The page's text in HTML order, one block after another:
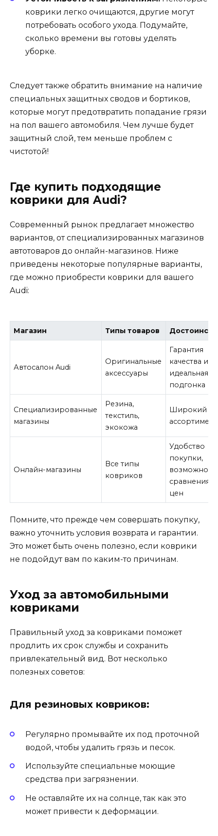
коврики легко очищаются, другие могут
потребовать особого ухода. Подумайте,
сколько времени вы готовы уделять
уборке.
Следует также обратить внимание на наличие
специальных защитных сводов и бортиков,
которые могут предотвратить попадание грязи
на пол вашего автомобиля. Чем лучше будет
защитный слой, тем меньше проблем с
чистотой!
Где купить подходящие
коврики для Audi?
Современный рынок предлагает множество
вариантов, от специализированных магазинов
автотоваров до онлайн-магазинов. Ниже
приведены некоторые популярные варианты,
где можно приобрести коврики для вашего
Audi:
Магазин Типы товаров
Автосалон Audi
Оригинальные
аксессуары
Гарантия
качества и
идеальная
подгонка
Специализированные
магазины
Резина,
текстиль,
экокожа
Широкий
ассортимент
Онлайн-магазины
Все типы
ковриков
Удобство
покупки,
сравнения
цен
Помните, что прежде чем совершать покупку,
важно уточнить условия возврата и гарантии.
Это может быть очень полезно, если коврики
не подойдут вам по каким-то причинам.
Уход за автомобильными
ковриками
Правильный уход за ковриками поможет
продлить их срок службы и сохранить
привлекательный вид. Вот несколько
полезных советов:
Для резиновых ковриков:
Регулярно промывайте их под проточной
водой, чтобы удалить грязь и песок.
Используйте специальные моющие
средства при загрязнении.
Не оставляйте их на солнце, так как это
может привести к деформации.